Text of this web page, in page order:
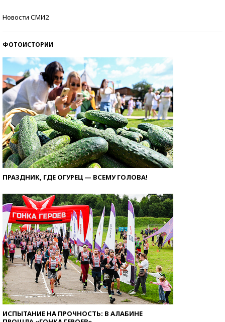
Новости СМИ2
ФОТОИСТОРИИ
ПРАЗДНИК, ГДЕ ОГУРЕЦ — ВСЕМУ ГОЛОВА!
ИСПЫТАНИЕ НА ПРОЧНОСТЬ: В АЛАБИНЕ